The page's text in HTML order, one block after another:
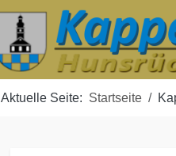
Aktuelle Seite: Startseite